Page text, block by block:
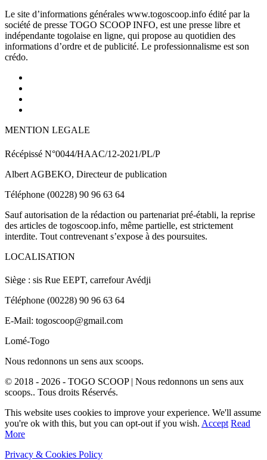
Le site d’informations générales www.togoscoop.info édité par la
société de presse TOGO SCOOP INFO, est une presse libre et
indépendante togolaise en ligne, qui propose au quotidien des
informations d’ordre et de publicité. Le professionnalisme est son
crédo.
MENTION LEGALE
Récépissé N°0044/HAAC/12-2021/PL/P
Albert AGBEKO, Directeur de publication
Téléphone (00228) 90 96 63 64
Sauf autorisation de la rédaction ou partenariat pré-établi, la reprise
des articles de togoscoop.info, même partielle, est strictement
interdite. Tout contrevenant s’expose à des poursuites.
LOCALISATION
Siège : sis Rue EEPT, carrefour Avédji
Téléphone (00228) 90 96 63 64
E-Mail: togoscoop@gmail.com
Lomé-Togo
Nous redonnons un sens aux scoops.
© 2018 - 2026 - TOGO SCOOP | Nous redonnons un sens aux
scoops.. Tous droits Réservés.
This website uses cookies to improve your experience. We'll assume
you're ok with this, but you can opt-out if you wish. Accept Read
More
Privacy & Cookies Policy